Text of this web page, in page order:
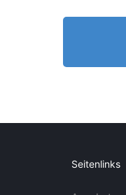
Seitenlinks